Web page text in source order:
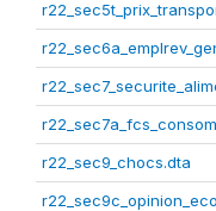
r22_sec9_chocs.dta